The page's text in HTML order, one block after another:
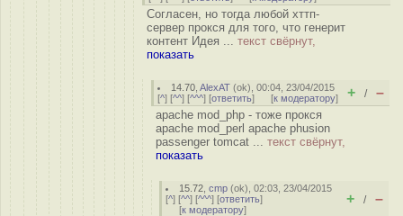
Согласен, но тогда любой хттп-
сервер прокся для того, что генерит
контент Идея ... текст свёрнут,
показать
14.70 ,AlexAT (ok), 00:04, 23/04/2015
[^] [^^] [^^^] [ответить] [к модератору] + / –
apache mod_php - тоже прокся
apache mod_perl apache phusion
passenger tomcat ... текст свёрнут,
показать
15.72 ,cmp (ok), 02:03, 23/04/2015
[^] [^^] [^^^] [ответить]
[к модератору]
+ / –